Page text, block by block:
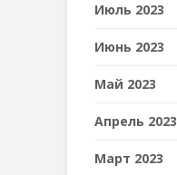
Июль 2023
Июнь 2023
Май 2023
Апрель 2023
Март 2023